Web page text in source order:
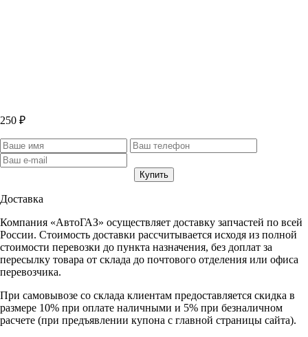
250 ₽
Доставка
Компания «АвтоГАЗ» осуществляет доставку запчастей по всей
России. Стоимость доставки рассчитывается исходя из полной
стоимости перевозки до пункта назначения, без доплат за
пересылку товара от склада до почтового отделения или офиса
перевозчика.
При самовывозе со склада клиентам предоставляется скидка в
размере 10% при оплате наличными и 5% при безналичном
расчете (при предъявлении купона с главной страницы сайта).